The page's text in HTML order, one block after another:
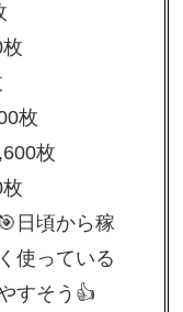
枚
枚
日頃から稼
使っている
すそう👍